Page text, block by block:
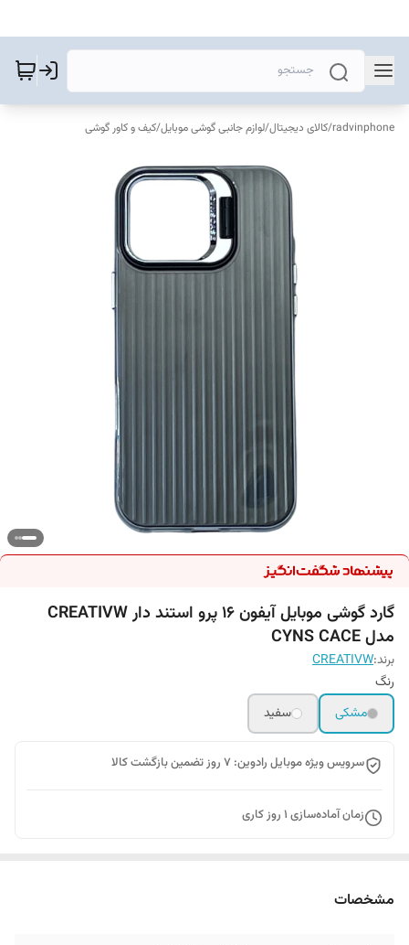
radvinphone
/کالای دیجیتال/لوازم جانبی گوشی موبایل/کیف و کاور گوشی
گارد گوشی موبایل آیفون 16 پرو استند دار CREATIVW
مدل CYNS CACE
برند:CREATIVW
رنگ
مشکی
سفید
سرویس ویژه موبایل رادوین: 7 روز تضمین بازگشت کالا
زمان آماده‌سازی 1 روز کاری
مشخصات